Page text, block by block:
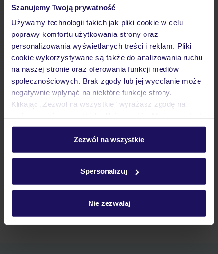
Szanujemy Twoją prywatność
Używamy technologii takich jak pliki cookie w celu
poprawy komfortu użytkowania strony oraz
personalizowania wyświetlanych treści i reklam. Pliki
cookie wykorzystywane są także do analizowania ruchu
na naszej stronie oraz oferowania funkcji mediów
społecznościowych. Brak zgody lub jej wycofanie może
negatywnie wpłynąć na niektóre funkcje strony.
Klikając „Zezwól na wszystkie” wyrażasz zgodę na
personalizować swój wybór wchodząc w zakładkę
Szczegółowe informacje o plikach cookie znajdziesz
Zezwól na wszystkie
Spersonalizuj
Nie zezwalaj
Wyżywienie
Atrakcje
Ważne informacje
Czy w Hotelu będzie przedstawiciel TUI?
Na jakiej podstawie i gdzie otrzymam karty
Zobacz więcej